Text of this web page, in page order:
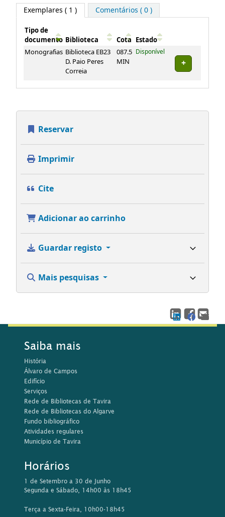
Exemplares ( 1 ) Comentários ( 0 )
Exemplares
Tipo de
documento Biblioteca Cota Estado
Monografias Biblioteca EB23
D. Paio Peres
Correia
087.5
MIN
Disponível
Reservar
Imprimir
Cite
Adicionar ao carrinho
Guardar registo
Mais pesquisas
Saiba mais
História
Álvaro de Campos
Edifício
Serviços
Rede de Bibliotecas de Tavira
Rede de Bibliotecas do Algarve
Fundo bibliográfico
Atividades regulares
Município de Tavira
Horários
1 de Setembro a 30 de Junho
Segunda e Sábado, 14h00 às 18h45
Terça a Sexta-Feira, 10h00-18h45